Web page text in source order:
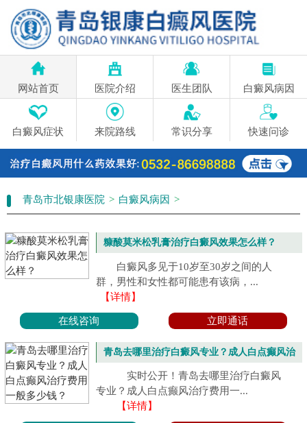
网站首页 医院介绍 医生团队 白癜风病因
白癜风症状 来院路线 常识分享 快速问诊
青岛市北银康医院 > 白癜风病因 >
糠酸莫米松乳膏治疗白癜风效果怎么样？
白癜风多见于10岁至30岁之间的人
群，男性和女性都可能患有该病，...
【详情】
在线咨询 立即通话
青岛去哪里治疗白癜风专业？成人白点癫风治
疗费用一般多少钱？
实时公开！青岛去哪里治疗白癜风
专业？成人白点癫风治疗费用一...
【详情】